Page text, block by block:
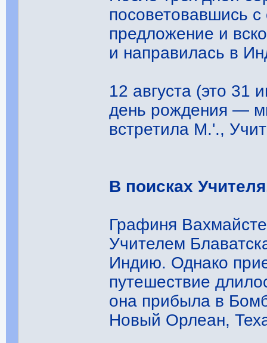
посоветовавшись
предложение и
и направилась в
12 августа (это 31
день рождения —
встретила М.'.,
В поисках
Графиня
Учителем
Индию. Однако
путешествие
она прибыла в
Новый Орлеан,